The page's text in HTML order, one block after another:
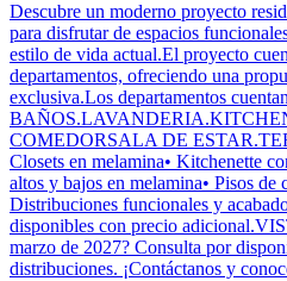
Descubre un moderno proyecto
para disfrutar de espacios
estilo de vida actual.El proyecto
departamentos, ofreciendo una
exclusiva.Los departamentos
COMEDORSALA DE
Closets en melamina• Kitchenette
altos y bajos en melamina• Pisos de
Distribuciones funcionales y
disponibles con precio
marzo de 2027? Consulta por
distribuciones. ¡Contáctanos y